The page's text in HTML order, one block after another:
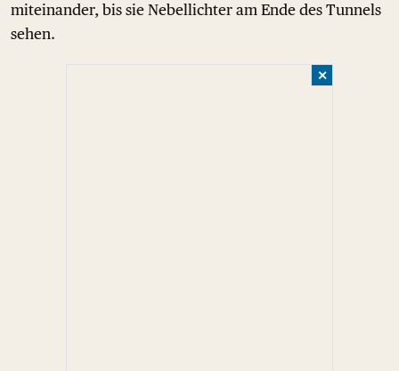
miteinander, bis sie Nebellichter am Ende des Tunnels
sehen.
✕